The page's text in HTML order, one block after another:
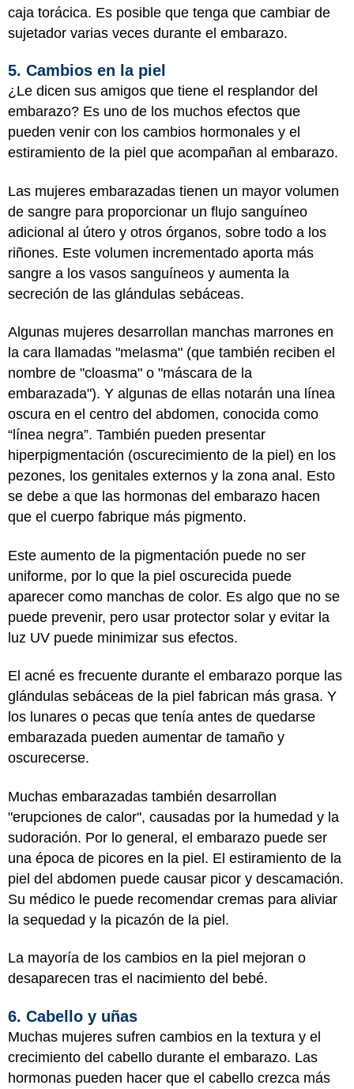
caja torácica. Es posible que tenga que cambiar de
sujetador varias veces durante el embarazo.
5. Cambios en la piel
¿Le dicen sus amigos que tiene el resplandor del
embarazo? Es uno de los muchos efectos que
pueden venir con los cambios hormonales y el
estiramiento de la piel que acompañan al embarazo.
Las mujeres embarazadas tienen un mayor volumen
de sangre para proporcionar un flujo sanguíneo
adicional al útero y otros órganos, sobre todo a los
riñones. Este volumen incrementado aporta más
sangre a los vasos sanguíneos y aumenta la
secreción de las glándulas sebáceas.
Algunas mujeres desarrollan manchas marrones en
la cara llamadas "melasma" (que también reciben el
nombre de "cloasma" o "máscara de la
embarazada"). Y algunas de ellas notarán una línea
oscura en el centro del abdomen, conocida como
“línea negra”. También pueden presentar
hiperpigmentación (oscurecimiento de la piel) en los
pezones, los genitales externos y la zona anal. Esto
se debe a que las hormonas del embarazo hacen
que el cuerpo fabrique más pigmento.
Este aumento de la pigmentación puede no ser
uniforme, por lo que la piel oscurecida puede
aparecer como manchas de color. Es algo que no se
puede prevenir, pero usar protector solar y evitar la
luz UV puede minimizar sus efectos.
El acné es frecuente durante el embarazo porque las
glándulas sebáceas de la piel fabrican más grasa. Y
los lunares o pecas que tenía antes de quedarse
embarazada pueden aumentar de tamaño y
oscurecerse.
Muchas embarazadas también desarrollan
"erupciones de calor", causadas por la humedad y la
sudoración. Por lo general, el embarazo puede ser
una época de picores en la piel. El estiramiento de la
piel del abdomen puede causar picor y descamación.
Su médico le puede recomendar cremas para aliviar
la sequedad y la picazón de la piel.
La mayoría de los cambios en la piel mejoran o
desaparecen tras el nacimiento del bebé.
6. Cabello y uñas
Muchas mujeres sufren cambios en la textura y el
crecimiento del cabello durante el embarazo. Las
hormonas pueden hacer que el cabello crezca más